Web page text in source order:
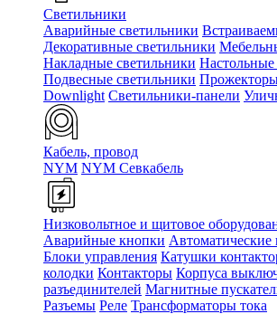
Светильники
Аварийные светильники
Декоративные светильники
Накладные светильники Настольные
Подвесные светильники
Downlight Светильники-панели
Кабель, провод
NYM NYM Севкабель
Низковольтное и щитовое
Аварийные кнопки Автоматические
Блоки управления Катушки
колодки Контакторы Корпуса
разъединителей Магнитные
Разъемы Реле Трансформаторы тока